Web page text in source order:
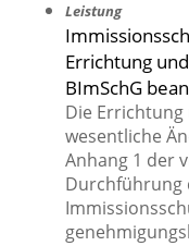
Leistung
Errichtung
BImSchG
Die
wesentliche
Anhang 1 der
Durchführung